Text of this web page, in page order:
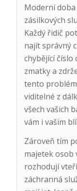
Moderní
zásilkových
Každý řidič
najít správný
chybějící
zmatky a
tento problém
viditelné z
všech vašich
vám i vašim
Zároveň tím
majetek osob
rozhodují
záchranná